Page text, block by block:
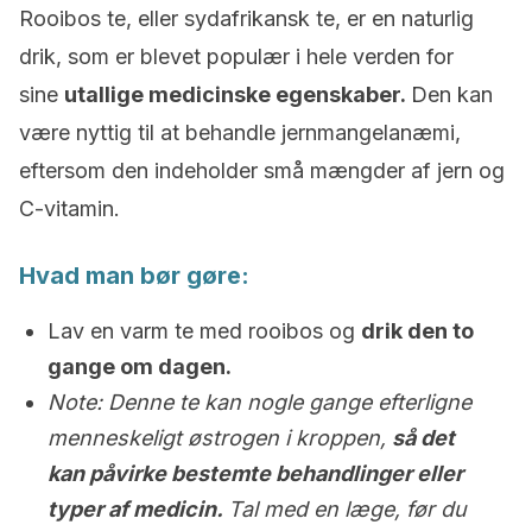
Rooibos te, eller sydafrikansk te, er en naturlig
drik, som er blevet populær i hele verden for
sine utallige medicinske egenskaber. Den kan
være nyttig til at behandle jernmangelanæmi,
eftersom den indeholder små mængder af jern og
C-vitamin.
Hvad man bør gøre:
Lav en varm te med rooibos og drik den to
gange om dagen.
Note: Denne te kan nogle gange efterligne
menneskeligt østrogen i kroppen, så det
kan påvirke bestemte behandlinger eller
typer af medicin. Tal med en læge, før du